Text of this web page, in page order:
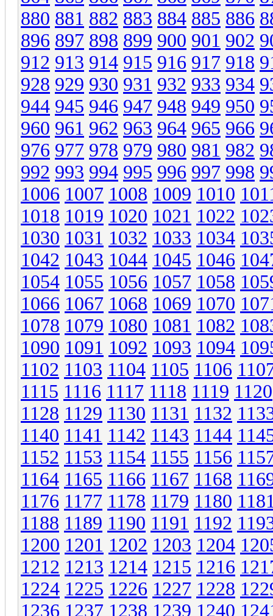
880 881 882 883 884 885 886
896 897 898 899 900 901 902
912 913 914 915 916 917 918
928 929 930 931 932 933 934
944 945 946 947 948 949 950
960 961 962 963 964 965 966
976 977 978 979 980 981 982
992 993 994 995 996 997 998
1006 1007 1008 1009 1010
1018 1019 1020 1021 1022
1030 1031 1032 1033 1034
1042 1043 1044 1045 1046
1054 1055 1056 1057 1058
1066 1067 1068 1069 1070
1078 1079 1080 1081 1082
1090 1091 1092 1093 1094
1102 1103 1104 1105 1106
1115 1116 1117 1118 1119 1120
1128 1129 1130 1131 1132
1140 1141 1142 1143 1144
1152 1153 1154 1155 1156
1164 1165 1166 1167 1168
1176 1177 1178 1179 1180
1188 1189 1190 1191 1192
1200 1201 1202 1203 1204
1212 1213 1214 1215 1216
1224 1225 1226 1227 1228
1236 1237 1238 1239 1240